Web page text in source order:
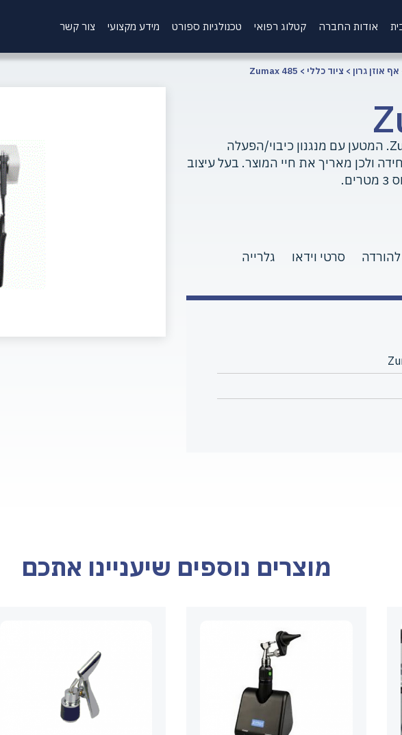
אודות החברה קטלוג רפואי טכנולגיות ספורט מידע מקצועי צור קשר
אף אוזן גרון > ציוד כללי >
Zumax 485
מטען ליחידות 3.5V תוצרת Zumax. המטען עם מנגנון כיבוי/הפעלה
ולכן מאריך את חיי המוצר. בעל עיצוב
סרטי וידאו גלרייה
מוצרים נוספים שיעניינו אתכם